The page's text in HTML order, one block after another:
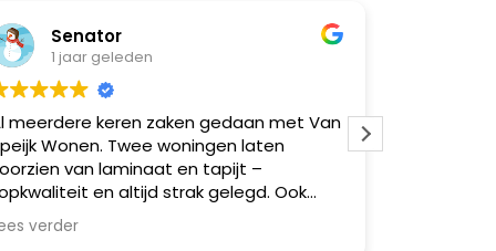
Senator
1 jaar geleden
keren zaken gedaan met Van
Wonen. Twee woningen laten
van laminaat en tapijt –
en altijd strak gelegd. Ook
vrienden via mij geholpen,
zeer tevreden. Betrouwbaar,
Super goed
moeilijk